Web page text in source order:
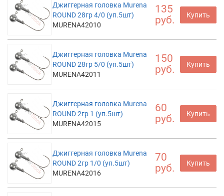
Джиггерная головка Murena
ROUND 28гр 4/0 (уп.5шт)
MURENA42010
135
руб.
Купить
Джиггерная головка Murena
ROUND 28гр 5/0 (уп.5шт)
MURENA42011
150
руб.
Купить
Джиггерная головка Murena
ROUND 2гр 1 (уп.5шт)
MURENA42015
60
руб.
Купить
Джиггерная головка Murena
ROUND 2гр 1/0 (уп.5шт)
MURENA42016
70
руб.
Купить